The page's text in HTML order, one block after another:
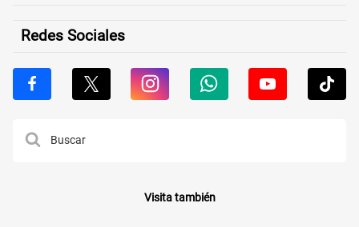
Redes Sociales
Visita también